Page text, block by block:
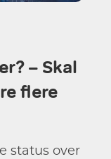
– Skal
flere
status over